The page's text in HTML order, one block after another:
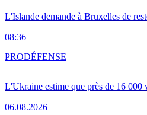
L'Islande demande à Bruxelles de
08:36
L'Ukraine estime que près de 16 000
06.08.2026
PRODÉFENSE